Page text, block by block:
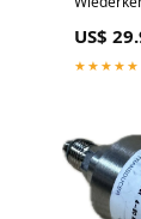
US$
★★★★★